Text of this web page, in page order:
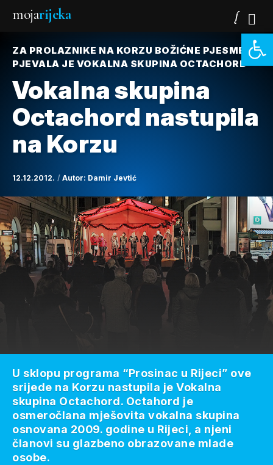
mojarijeka
ZA PROLAZNIKE NA KORZU BOŽIĆNE PJESME
PJEVALA JE VOKALNA SKUPINA OCTACHORD
Vokalna skupina
Octachord nastupila
na Korzu
12.12.2012. Autor: Damir Jevtić
U sklopu programa “Prosinac u Rijeci” ove
srijede na Korzu nastupila je Vokalna
skupina Octachord. Octahord je
osmeročlana mješovita vokalna skupina
osnovana 2009. godine u Rijeci, a njeni
članovi su glazbeno obrazovane mlade
osobe.